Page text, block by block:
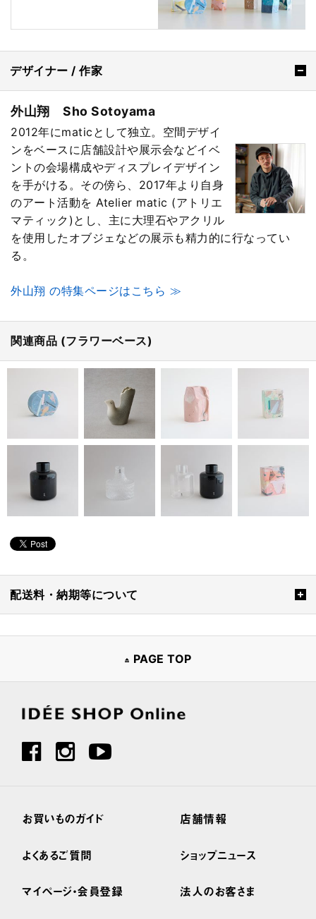
デザイナー / 作家
外山翔 Sho Sotoyama
2012年にmaticとして独立。空間デザイ
ンをベースに店舗設計や展示会などイベ
ントの会場構成やディスプレイデザイン
を手がける。その傍ら、2017年より自身
のアート活動を Atelier matic (アトリエ
マティック)とし、主に大理石やアクリル
を使用したオブジェなどの展示も精力的に行なってい
る。
外山翔 の特集ページはこちら ≫
関連商品 (フラワーベース)
配送料・納期等について
PAGE TOP
お買いものガイド
よくあるご質問
マイページ・会員登録
店舗情報
ショップニュース
法人のお客さま